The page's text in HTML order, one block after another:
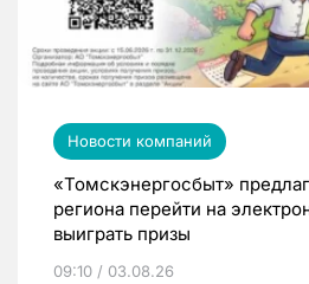
Новости компаний
«Томскэнергосбыт»
региона перейти на
выиграть призы
09:10 / 03.08.26